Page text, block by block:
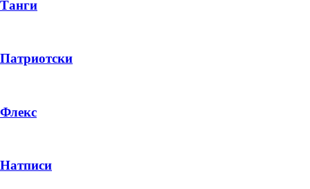
Танги
Патриотски
Флекс
Натписи